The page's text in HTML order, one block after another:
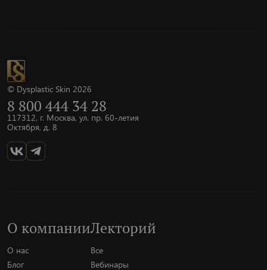
© Dysplastic Skin 2026
О компании
О нас
Блог
Лекторий
Все
Вебинары
8 800 444 34 28
117312, г. Москва, ул. пр. 60-летия
Октября, д. 8